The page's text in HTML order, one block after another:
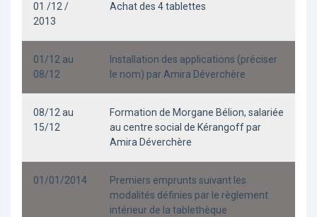
01 /12 /
2013
Achat des 4 tablettes
01/12 au
08/12
Installation des applications (préciser
le nom) par Amira Déverchère
08/12 au
15/12
Formation de Morgane Bélion, salariée
au centre social de Kérangoff par
Amira Déverchère
01/01/2014
Premiers emprunts suivant les
modalités définies par le règlement
intérieur de la tablethèque